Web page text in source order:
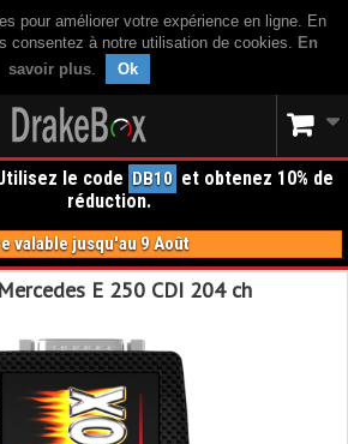
pour améliorer votre expérience en ligne. En
consentez à notre utilisation de cookies. En
savoir plus. Ok
le code DB10 et obtenez 10% de
réduction.
valable jusqu'au 9 Août
E 250 CDI 204 ch